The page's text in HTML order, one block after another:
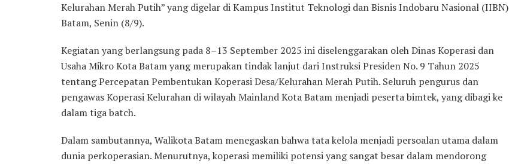
Kelurahan Merah Putih” yang digelar di Kampus Institut Teknologi dan Bisnis Indobaru Nasional (IIBN)
Batam, Senin (8/9).
Kegiatan yang berlangsung pada 8–13 September 2025 ini diselenggarakan oleh Dinas Koperasi dan
Usaha Mikro Kota Batam yang merupakan tindak lanjut dari Instruksi Presiden No. 9 Tahun 2025
tentang Percepatan Pembentukan Koperasi Desa/Kelurahan Merah Putih. Seluruh pengurus dan
pengawas Koperasi Kelurahan di wilayah Mainland Kota Batam menjadi peserta bimtek, yang dibagi ke
dalam tiga batch.
Dalam sambutannya, Walikota Batam menegaskan bahwa tata kelola menjadi persoalan utama dalam
dunia perkoperasian. Menurutnya, koperasi memiliki potensi yang sangat besar dalam mendorong